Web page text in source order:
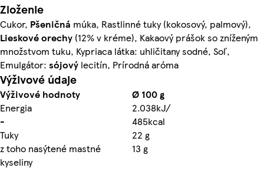
Zloženie
Cukor, Pšeničná múka, Rastlinné tuky (kokosový, palmový),
Lieskové orechy (12% v kréme), Kakaový prášok so zníženým
množstvom tuku, Kypriaca látka: uhličitany sodné, Soľ,
Emulgátor: sójový lecitín, Prírodná aróma
Výživové údaje
Výživové hodnoty
Ø 100 g
Energia
2.038kJ/
-
485kcal
Tuky
22 g
z toho nasýtené mastné
kyseliny
13 g